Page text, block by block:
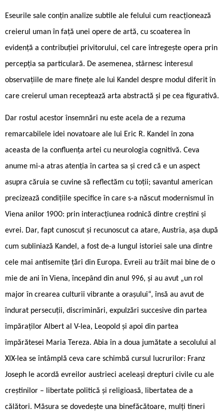
Eseurile sale conțin analize subtile ale felului cum reacționează
creierul uman în față unei opere de artă, cu scoaterea în
evidență a contribuției privitorului, cel care întregește opera prin
percepția sa particulară. De asemenea, stârnesc interesul
observațiile de mare finețe ale lui Kandel despre modul diferit în
care creierul uman receptează arta abstractă și pe cea figurativă.
Dar rostul acestor însemnări nu este acela de a rezuma
remarcabilele idei novatoare ale lui Eric R. Kandel în zona
aceasta de la confluența artei cu neurologia cognitivă. Ceva
anume mi-a atras atenția în cartea sa și cred că e un aspect
asupra căruia se cuvine să reflectăm cu toții; savantul american
precizează condițiile specifice în care s-a născut modernismul în
Viena anilor 1900: prin interacțiunea rodnică dintre creștini și
evrei. Dar, fapt cunoscut și recunoscut ca atare, Austria, așa după
cum subliniază Kandel, a fost de-a lungul istoriei sale una dintre
cele mai antisemite țări din Europa. Evreii au trăit mai bine de o
mie de ani în Viena, începând din anul 996, și au avut „un rol
major în crearea culturii vibrante a orașului“, însă au avut de
îndurat persecuții, discriminări, expulzări succesive din partea
împăraților Albert al V-lea, Leopold și apoi din partea
împărătesei Maria Tereza. Abia în a doua jumătate a secolului al
XIX-lea se întâmplă ceva care schimbă cursul lucrurilor: Franz
Joseph le acordă evreilor austrieci aceleași drepturi civile cu ale
creștinilor – libertate politică și religioasă, libertatea de a
călători. Măsura se dovedește una binefăcătoare, mulți tineri